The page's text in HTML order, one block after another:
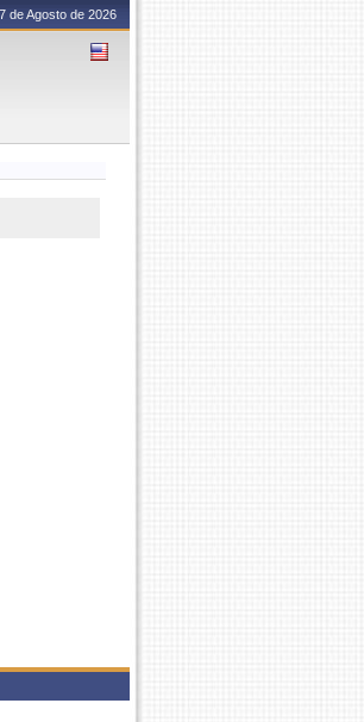
de Agosto de 2026